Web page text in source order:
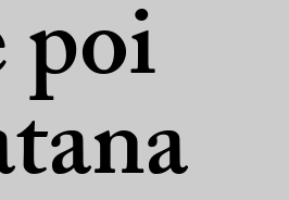
poi